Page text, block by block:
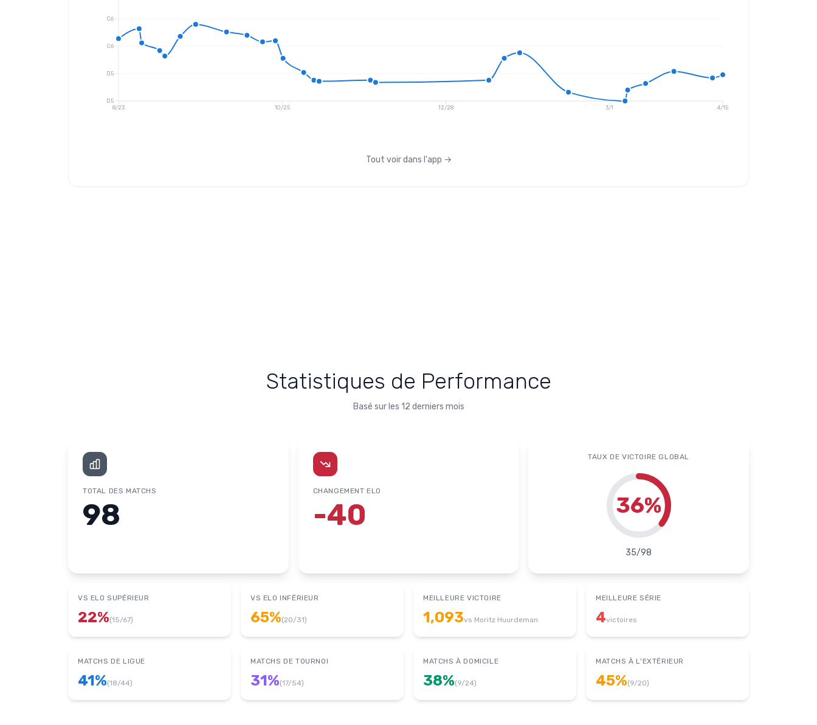
8/23 10/25 12/28 3/1 4/15
D5
D5
C6
C6
Tout voir dans l'app →
Statistiques de Performance
Basé sur les 12 derniers mois
TOTAL DES MATCHS
98
CHANGEMENT ELO
-40
TAUX DE VICTOIRE GLOBAL
36%
35/98
VS ELO SUPÉRIEUR
22%(15/67)
VS ELO INFÉRIEUR
65%(20/31)
MEILLEURE VICTOIRE
1,093vs Moritz Huurdeman
MEILLEURE SÉRIE
4victoires
MATCHS DE LIGUE
41%(18/44)
MATCHS DE TOURNOI
31%(17/54)
MATCHS À DOMICILE
38%(9/24)
MATCHS À L'EXTÉRIEUR
45%(9/20)